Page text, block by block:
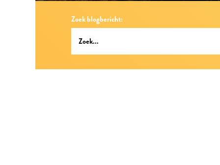
Zoek blogbericht: